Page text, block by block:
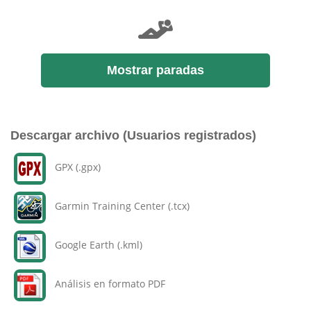
Mostrar paradas
Descargar archivo (Usuarios registrados)
GPX (.gpx)
Garmin Training Center (.tcx)
Google Earth (.kml)
Análisis en formato PDF